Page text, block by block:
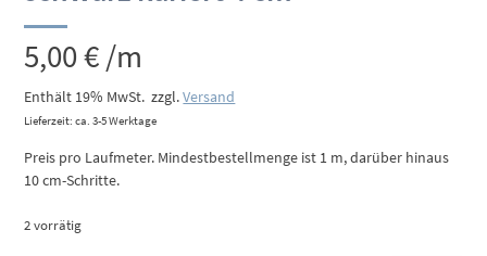
5,00€/m
Enthält 19% MwSt. zzgl.Versand
Lieferzeit: ca. 3-5 Werktage
Preis pro Laufmeter. Mindestbestellmenge ist 1 m, darüber hinaus
10 cm-Schritte.
2 vorrätig